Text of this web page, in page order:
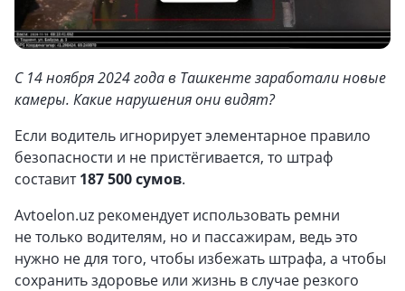
С 14 ноября 2024 года в Ташкенте заработали новые
камеры. Какие нарушения они видят?
Если водитель игнорирует элементарное правило
безопасности и не пристёгивается, то штраф
составит187 500 сумов.
Avtoelon.uz рекомендует использовать ремни
не только водителям, но и пассажирам, ведь это
нужно не для того, чтобы избежать штрафа, а чтобы
сохранить здоровье или жизнь в случае резкого